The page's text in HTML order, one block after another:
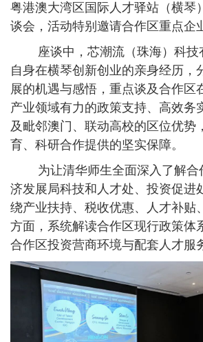
粤港澳大湾区国际人才驿站（横琴
谈会，活动特别邀请合作区重点企
座谈中，芯潮流（珠海）科技
自身在横琴创新创业的亲身经历，
展的机遇与感悟，重点谈及合作区
产业领域有力的政策支持、高效务
及毗邻澳门、联动高校的区位优势
育、科研合作提供的坚实保障。
为让清华师生全面深入了解合
济发展局科技和人才处、投资促进
绕产业扶持、税收优惠、人才补贴
方面，系统解读合作区现行政策体
合作区投资营商环境与配套人才服